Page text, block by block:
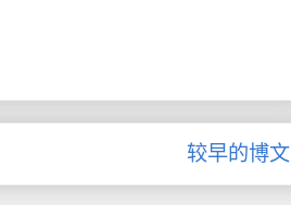
较早的博文